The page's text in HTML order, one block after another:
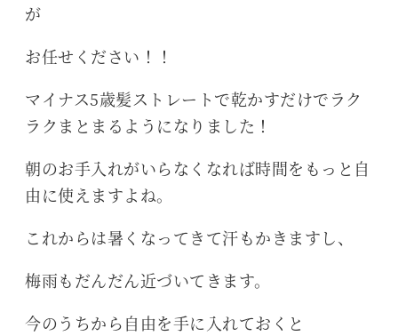
が
お任せください！！
マイナス5歳髪ストレートで乾かすだけでラク
ラクまとまるようになりました！
朝のお手入れがいらなくなれば時間をもっと自
由に使えますよね。
これからは暑くなってきて汗もかきますし、
梅雨もだんだん近づいてきます。
今のうちから自由を手に入れておくと